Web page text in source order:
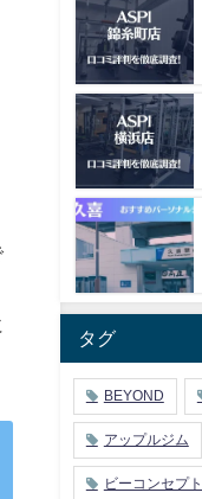
タグ
BEYOND
アップルジム
ビーコンセプト